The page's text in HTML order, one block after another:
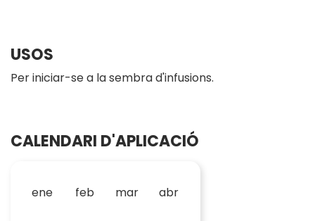
USOS
Per iniciar-se a la sembra d'infusions.
CALENDARI D'APLICACIÓ
ene feb mar abr